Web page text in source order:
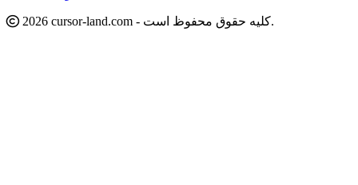
2026 cursor-land.com - کلیه حقوق محفوظ است.